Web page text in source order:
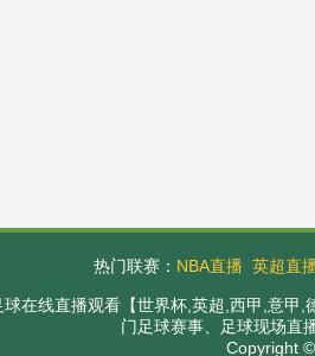
热门联赛： NBA直播 英超直
在线直播观看【世界杯,英超,西甲,意
门足球赛事、足球现场直
Copyright